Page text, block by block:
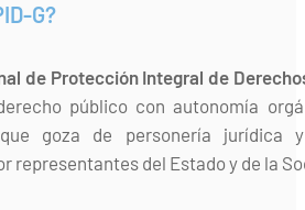
G?
de Protección Integral de
público con autonomía
que goza de personería jurídica
representantes del Estado y de la